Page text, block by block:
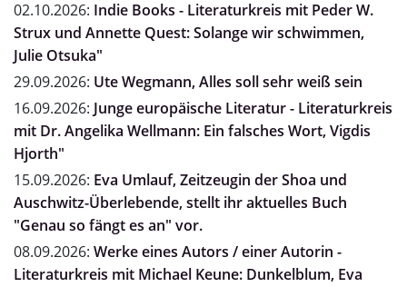
02.10.2026: Indie Books - Literaturkreis mit Peder W.
Strux und Annette Quest: Solange wir schwimmen,
Julie Otsuka"
29.09.2026: Ute Wegmann, Alles soll sehr weiß sein
16.09.2026: Junge europäische Literatur - Literaturkreis
mit Dr. Angelika Wellmann: Ein falsches Wort, Vigdis
Hjorth"
15.09.2026: Eva Umlauf, Zeitzeugin der Shoa und
Auschwitz-Überlebende, stellt ihr aktuelles Buch
"Genau so fängt es an" vor.
08.09.2026: Werke eines Autors / einer Autorin -
Literaturkreis mit Michael Keune: Dunkelblum, Eva